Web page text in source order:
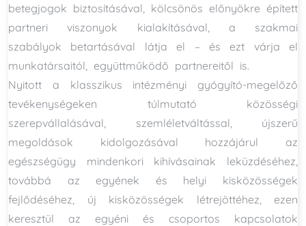
betegjogok biztosításával, kölcsönös előnyökre épített
partneri viszonyok kialakításával, a szakmai
szabályok betartásával látja el – és ezt várja el
munkatársaitól, együttműködő partnereitől is.
Nyitott a klasszikus intézményi gyógyító-megelőző
tevékenységeken túlmutató közösségi
szerepvállalásával, szemléletváltással, újszerű
megoldások kidolgozásával hozzájárul az
egészségügy mindenkori kihívásainak leküzdéséhez,
továbbá az egyének és helyi kisközösségek
fejlődéséhez, új kisközösségek létrejöttéhez, ezen
keresztül az egyéni és csoportos kapcsolatok